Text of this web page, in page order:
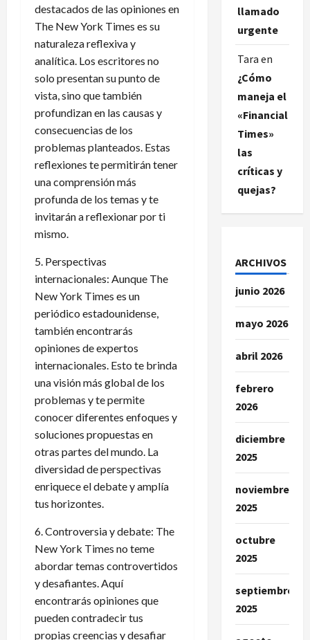
destacados de las opiniones en
The New York Times es su
naturaleza reflexiva y
analítica. Los escritores no
solo presentan su punto de
vista, sino que también
profundizan en las causas y
consecuencias de los
problemas planteados. Estas
reflexiones te permitirán tener
una comprensión más
profunda de los temas y te
invitarán a reflexionar por ti
mismo.
5. Perspectivas
internacionales: Aunque The
New York Times es un
periódico estadounidense,
también encontrarás
opiniones de expertos
internacionales. Esto te brinda
una visión más global de los
problemas y te permite
conocer diferentes enfoques y
soluciones propuestas en
otras partes del mundo. La
diversidad de perspectivas
enriquece el debate y amplía
tus horizontes.
6. Controversia y debate: The
New York Times no teme
abordar temas controvertidos
y desafiantes. Aquí
encontrarás opiniones que
pueden contradecir tus
propias creencias y desafiar
llamado
urgente
Tara en
¿Cómo
maneja el
«Financial
Times»
las
críticas y
quejas?
ARCHIVOS
junio 2026
mayo 2026
abril 2026
febrero
2026
diciembre
2025
noviembre
2025
octubre
2025
septiembre
2025